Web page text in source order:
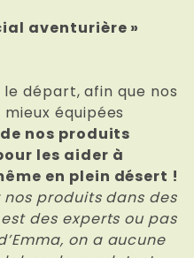
aventurière »
départ, afin que nos
équipées
nos produits
les aider à
en plein désert !
produits dans des
des experts ou pas
on a aucune